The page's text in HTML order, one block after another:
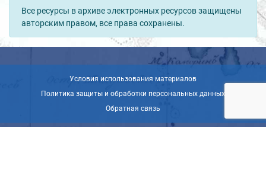
Все ресурсы в архиве электронных ресурсов защищены
авторским правом, все права сохранены.
Условия использования материалов
Политика защиты и обработки персональных данных
Обратная связь